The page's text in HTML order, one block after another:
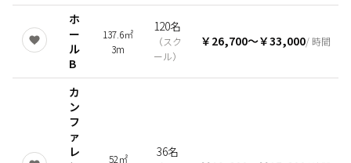
ホ
ー
ル
B
137.6㎡
3m
120名
（スク
ール）
￥26,700〜￥33,000/ 時間
カ
ン
フ
ァ
レ
52㎡
36名